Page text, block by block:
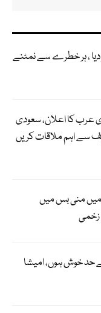
، ہر خطرے سے نمٹنے
عرب کا اعلان، سعودی
سے اہم ملاقات کریں
میں منی بس میں
حد خوش ہوں، امیشا